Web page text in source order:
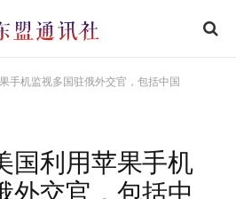
手机监视多国驻俄外交官，包括中国
国利用苹果手机
外交官，包括中